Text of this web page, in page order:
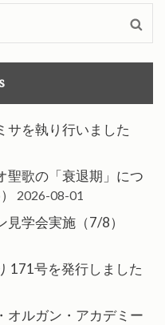
サを執り行いました
聖歌の「衰退期」につ
2026-08-01
見学会実施（7/8）
171号を発行しました
オルガン・アカデミー